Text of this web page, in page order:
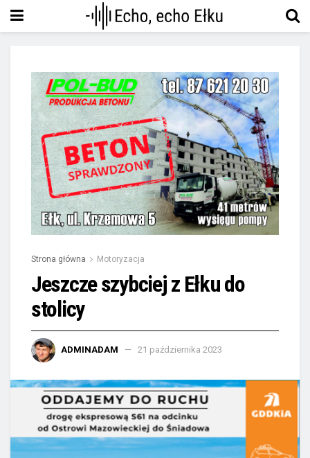
Strona główna Motoryzacja
Jeszcze szybciej z Ełku do
stolicy
ADMINADAM 21 października 2023